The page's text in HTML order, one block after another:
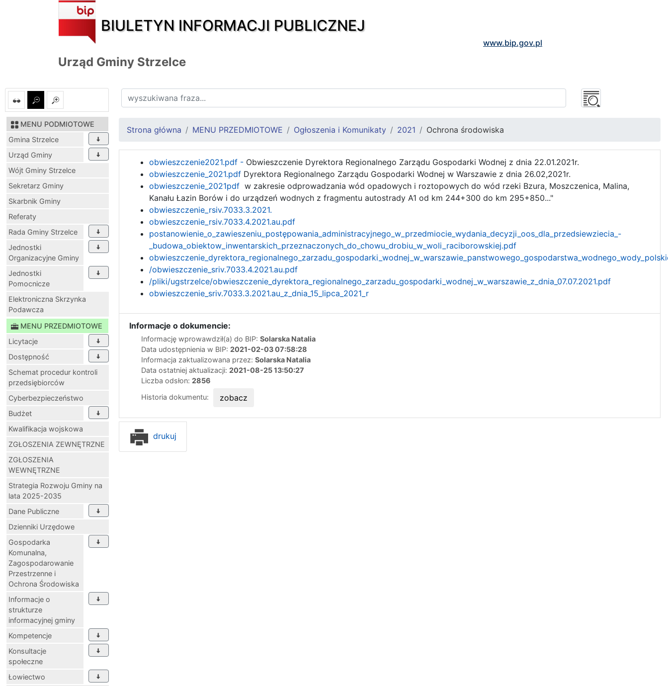
BIULETYN INFORMACJI PUBLICZNEJ
www.bip.gov.pl
Urząd Gminy Strzelce
MENU PODMIOTOWE
Gmina Strzelce
Urząd Gminy
Wójt Gminy Strzelce
Sekretarz Gminy
Skarbnik Gminy
Referaty
Rada Gminy Strzelce
Jednostki
Organizacyjne Gminy
Jednostki
Pomocnicze
Elektroniczna Skrzynka
Podawcza
MENU PRZEDMIOTOWE
Licytacje
Dostępność
Schemat procedur kontroli
przedsiębiorców
Cyberbezpieczeństwo
Budżet
Kwalifikacja wojskowa
ZGŁOSZENIA ZEWNĘTRZNE
ZGŁOSZENIA
WEWNĘTRZNE
Strategia Rozwoju Gminy na
lata 2025-2035
Dane Publiczne
Dzienniki Urzędowe
Gospodarka
Komunalna,
Zagospodarowanie
Przestrzenne i
Ochrona Środowiska
Informacje o
strukturze
informacyjnej gminy
Kompetencje
Konsultacje
społeczne
Łowiectwo
Strona główna MENU PRZEDMIOTOWE Ogłoszenia i Komunikaty 2021 Ochrona środowiska
obwieszczenie2021.pdf - Obwieszczenie Dyrektora Regionalnego Zarządu Gospodarki Wodnej z dnia 22.01.2021r.
obwieszczenie_2021.pdf Dyrektora Regionalnego Zarządu Gospodarki Wodnej w Warszawie z dnia 26.02,2021r.
obwieszczenie_2021pdf w zakresie odprowadzania wód opadowych i roztopowych do wód rzeki Bzura, Moszczenica, Malina,
Kanału Łazin Borów i do urządzeń wodnych z fragmentu autostrady A1 od km 244+300 do km 295+850..."
obwieszczenie_rsiv.7033.3.2021.
obwieszczenie_rsiv.7033.4.2021.au.pdf
postanowienie_o_zawieszeniu_postępowania_administracyjnego_w_przedmiocie_wydania_decyzji_oos_dla_przedsiewziecia_-
_budowa_obiektow_inwentarskich_przeznaczonych_do_chowu_drobiu_w_woli_raciborowskiej.pdf
/obwieszczenie_sriv.7033.4.2021.au.pdf
/pliki/ugstrzelce/obwieszczenie_dyrektora_regionalnego_zarzadu_gospodarki_wodnej_w_warszawie_z_dnia_07.07.2021.pdf
obwieszczenie_sriv.7033.3.2021.au_z_dnia_15_lipca_2021_r
Informacje o dokumencie:
Informację wprowawdził(a) do BIP: Solarska Natalia
Data udostępnienia w BIP: 2021-02-03 07:58:28
Informacja zaktualizowana przez: Solarska Natalia
Data ostatniej aktualizacji: 2021-08-25 13:50:27
Liczba odsłon: 2856
Historia dokumentu:
zobacz
drukuj